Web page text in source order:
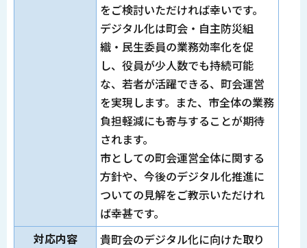
をご検討いただければ幸いです。
デジタル化は町会・自主防災組
織・民生委員の業務効率化を促
し、役員が少人数でも持続可能
な、若者が活躍できる、町会運営
を実現します。また、市全体の業務
負担軽減にも寄与することが期待
されます。
市としての町会運営全体に関する
方針や、今後のデジタル化推進に
ついての見解をご教示いただけれ
ば幸甚です。
対応内容
貴町会のデジタル化に向けた取り